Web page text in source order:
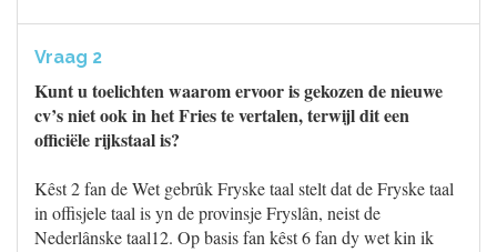
Vraag 2
Kunt u toelichten waarom ervoor is gekozen de nieuwe
cv’s niet ook in het Fries te vertalen, terwijl dit een
officiële rijkstaal is?
Kêst 2 fan de Wet gebrûk Fryske taal stelt dat de Fryske taal
in offisjele taal is yn de provinsje Fryslân, neist de
Nederlânske taal12. Op basis fan kêst 6 fan dy wet kin ik